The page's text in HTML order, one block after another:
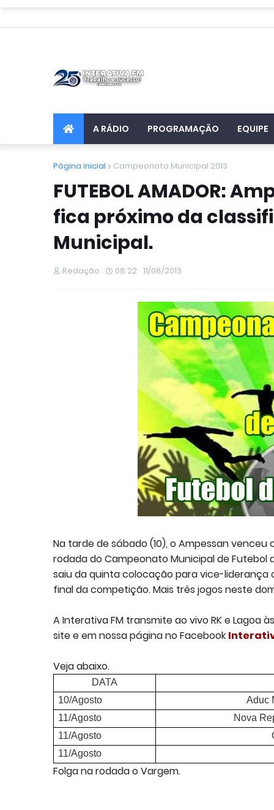
A RÁDIO PROGRAMAÇÃO EQUIPE
Página inicial Campeonato Municipal 2013
FUTEBOL AMADOR:
fica próximo da
Municipal.
Redação 08:22 11/08/2013
Na tarde de sábado (10), o Ampessan
rodada do Campeonato Municipal de Futebol
saiu da quinta colocação para vice-liderança
final da competição. Mais três jogos neste
A Interativa FM transmite ao vivo RK e Lagoa
site e em nossa página no Facebook
Veja abaixo.
DATA
10/Agosto
Aduc
11/Agosto
Nova
11/Agosto
11/Agosto
Folga na rodada o Vargem.